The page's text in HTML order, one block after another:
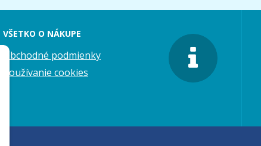
VŠETKO O NÁKUPE
Obchodné podmienky
Používanie cookies